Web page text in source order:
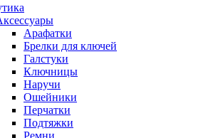
Арафатки
Брелки для ключей
Галстуки
Ключницы
Наручи
Ошейники
Перчатки
Подтяжки
Ремни